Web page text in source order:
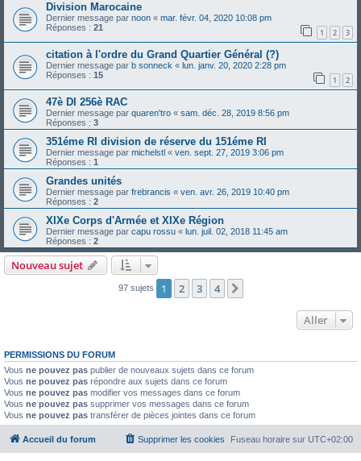
Division Marocaine
Dernier message par noon « mar. févr. 04, 2020 10:08 pm
Réponses : 21 1 2 3
citation à l'ordre du Grand Quartier Général (?)
Dernier message par b sonneck « lun. janv. 20, 2020 2:28 pm
Réponses : 15 1 2
47è DI 256è RAC
Dernier message par quaren'tro « sam. déc. 28, 2019 8:56 pm
Réponses : 3
351éme RI division de réserve du 151éme RI
Dernier message par michelstl « ven. sept. 27, 2019 3:06 pm
Réponses : 1
Grandes unités
Dernier message par frebrancis « ven. avr. 26, 2019 10:40 pm
Réponses : 2
XIXe Corps d'Armée et XIXe Région
Dernier message par capu rossu « lun. juil. 02, 2018 11:45 am
Réponses : 2
Nouveau sujet
97 sujets 1 2 3 4
Aller
PERMISSIONS DU FORUM
Vous ne pouvez pas publier de nouveaux sujets dans ce forum
Vous ne pouvez pas répondre aux sujets dans ce forum
Vous ne pouvez pas modifier vos messages dans ce forum
Vous ne pouvez pas supprimer vos messages dans ce forum
Vous ne pouvez pas transférer de pièces jointes dans ce forum
Accueil du forum Fuseau horaire sur UTC+02:00
Supprimer les cookies